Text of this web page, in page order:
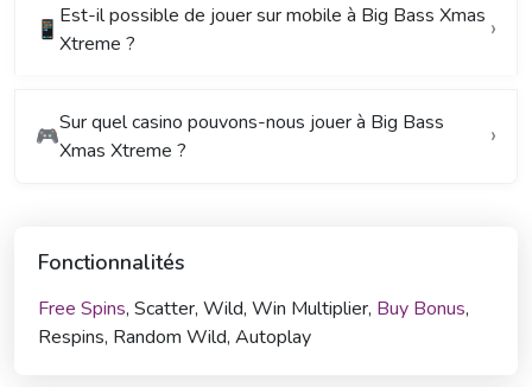
📱
Est-il possible de jouer sur mobile à Big Bass Xmas
Xtreme ?
🎮
Sur quel casino pouvons-nous jouer à Big Bass
Xmas Xtreme ?
Fonctionnalités
Free Spins, Scatter, Wild, Win Multiplier, Buy Bonus,
Respins, Random Wild, Autoplay